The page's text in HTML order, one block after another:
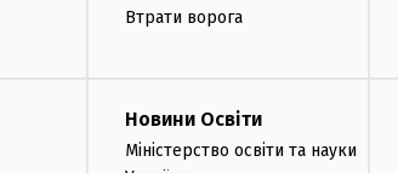
Втрати ворога
Новини Освіти
Міністерство освіти та науки